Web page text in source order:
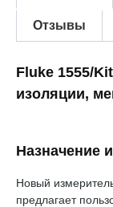
Отзывы
Fluke 1555/
изоляции,
Назначение
Новый
предлагает